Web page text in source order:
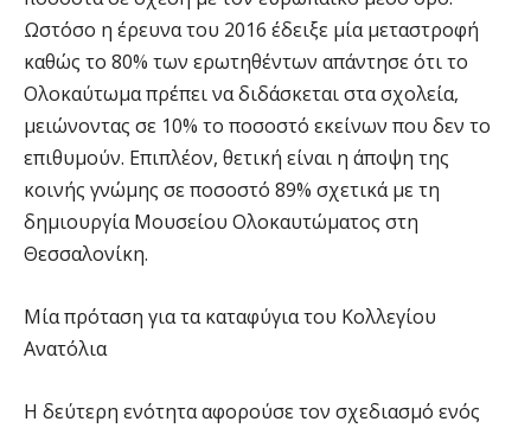
Ωστόσο η έρευνα του 2016 έδειξε μία μεταστροφή
καθώς το 80% των ερωτηθέντων απάντησε ότι το
Ολοκαύτωμα πρέπει να διδάσκεται στα σχολεία,
μειώνοντας σε 10% το ποσοστό εκείνων που δεν το
επιθυμούν. Επιπλέον, θετική είναι η άποψη της
κοινής γνώμης σε ποσοστό 89% σχετικά με τη
δημιουργία Μουσείου Ολοκαυτώματος στη
Θεσσαλονίκη.
Μία πρόταση για τα καταφύγια του Κολλεγίου
Ανατόλια
Η δεύτερη ενότητα αφορούσε τον σχεδιασμό ενός